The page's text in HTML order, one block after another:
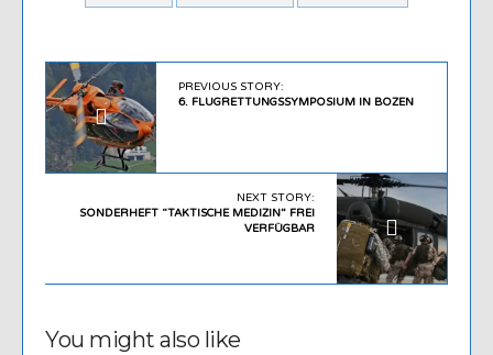
PREVIOUS STORY:
6. FLUGRETTUNGSSYMPOSIUM IN BOZEN
NEXT STORY:
SONDERHEFT “TAKTISCHE MEDIZIN” FREI
VERFÜGBAR
You might also like